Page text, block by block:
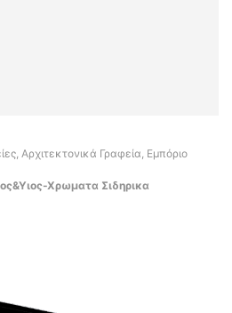
Αρχιτεκτονικά Γραφεία, Εμπόριο
Χρωματα Σιδηρικα